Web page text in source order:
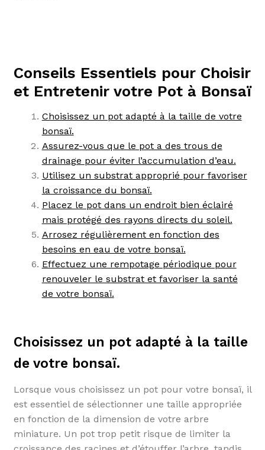
Conseils Essentiels pour Choisir
et Entretenir votre Pot à Bonsaï
Choisissez un pot adapté à la taille de votre
bonsaï.
Assurez-vous que le pot a des trous de
drainage pour éviter l’accumulation d’eau.
Utilisez un substrat approprié pour favoriser
la croissance du bonsaï.
Placez le pot dans un endroit bien éclairé
mais protégé des rayons directs du soleil.
Arrosez régulièrement en fonction des
besoins en eau de votre bonsaï.
Effectuez une rempotage périodique pour
renouveler le substrat et favoriser la santé
de votre bonsaï.
Choisissez un pot adapté à la taille
de votre bonsaï.
Lorsque vous choisissez un pot pour votre bonsaï, il
est essentiel de sélectionner une taille appropriée
en fonction de la dimension de votre arbre
miniature. Un pot trop petit risque de limiter la